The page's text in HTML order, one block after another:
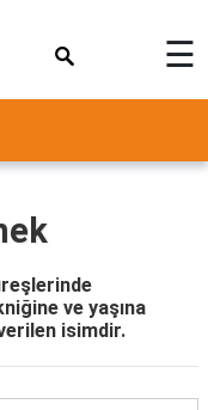
☰
ve yaşına
isimdir.